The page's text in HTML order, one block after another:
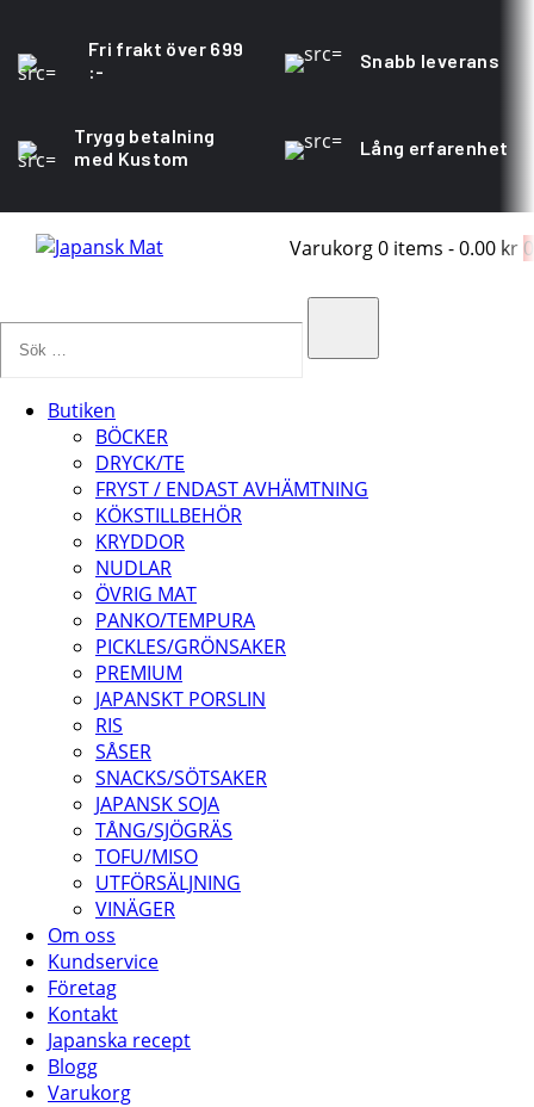
Fri frakt över 699
:-
Snabb leverans
Trygg betalning
med Kustom
Lång erfarenhet
Varukorg0 items -0.00 kr 0
Butiken
BÖCKER
DRYCK/TE
FRYST / ENDAST AVHÄMTNING
KÖKSTILLBEHÖR
KRYDDOR
NUDLAR
ÖVRIG MAT
PANKO/TEMPURA
PICKLES/GRÖNSAKER
PREMIUM
JAPANSKT PORSLIN
RIS
SÅSER
SNACKS/SÖTSAKER
JAPANSK SOJA
TÅNG/SJÖGRÄS
TOFU/MISO
UTFÖRSÄLJNING
VINÄGER
Om oss
Kundservice
Företag
Kontakt
Japanska recept
Blogg
Varukorg